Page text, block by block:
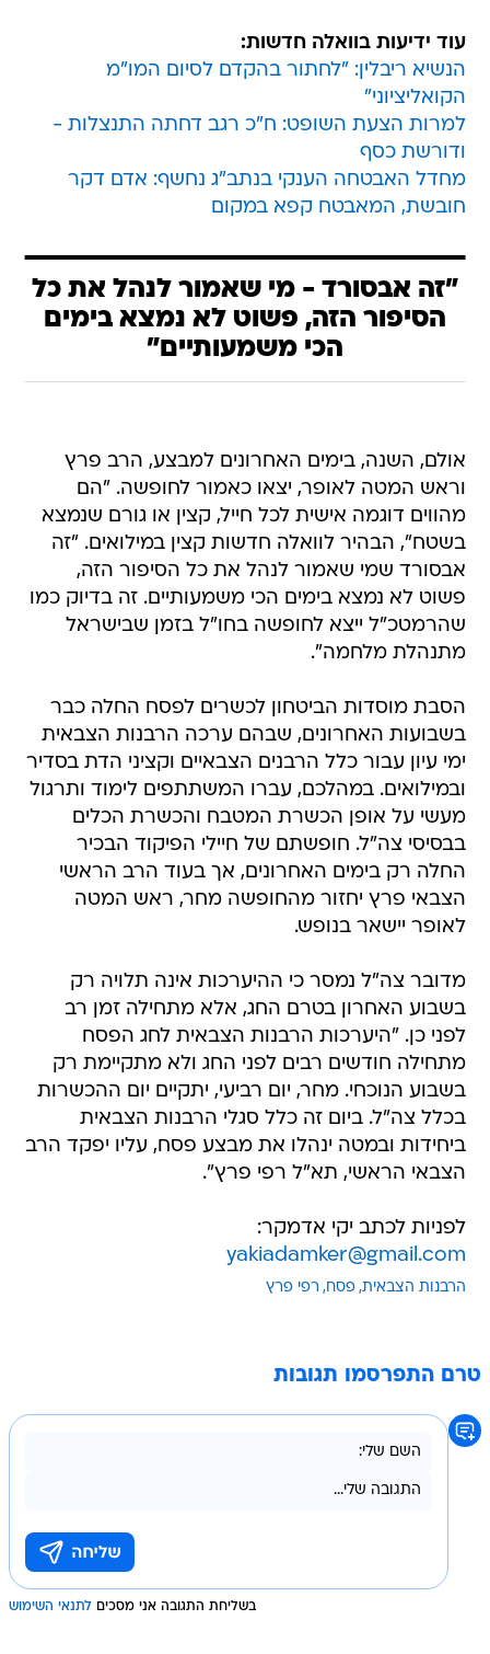
עוד ידיעות בוואלה חדשות:
הנשיא ריבלין: "לחתור בהקדם לסיום המו"מ
הקואליציוני"
למרות הצעת השופט: ח"כ רגב דחתה התנצלות -
ודורשת כסף
מחדל האבטחה הענקי בנתב"ג נחשף: אדם דקר
חובשת, המאבטח קפא במקום
"זה אבסורד - מי שאמור לנהל את כל
הסיפור הזה, פשוט לא נמצא בימים
הכי משמעותיים"
אולם, השנה, בימים האחרונים למבצע, הרב פרץ
וראש המטה לאופר, יצאו כאמור לחופשה. "הם
מהווים דוגמה אישית לכל חייל, קצין או גורם שנמצא
בשטח", הבהיר לוואלה חדשות קצין במילואים. "זה
אבסורד שמי שאמור לנהל את כל הסיפור הזה,
פשוט לא נמצא בימים הכי משמעותיים. זה בדיוק כמו
שהרמטכ"ל ייצא לחופשה בחו"ל בזמן שבישראל
מתנהלת מלחמה".
הסבת מוסדות הביטחון לכשרים לפסח החלה כבר
בשבועות האחרונים, שבהם ערכה הרבנות הצבאית
ימי עיון עבור כלל הרבנים הצבאיים וקציני הדת בסדיר
ובמילואים. במהלכם, עברו המשתתפים לימוד ותרגול
מעשי על אופן הכשרת המטבח והכשרת הכלים
בבסיסי צה"ל. חופשתם של חיילי הפיקוד הבכיר
החלה רק בימים האחרונים, אך בעוד הרב הראשי
הצבאי פרץ יחזור מהחופשה מחר, ראש המטה
לאופר יישאר בנופש.
מדובר צה"ל נמסר כי ההיערכות אינה תלויה רק
בשבוע האחרון בטרם החג, אלא מתחילה זמן רב
לפני כן. "היערכות הרבנות הצבאית לחג הפסח
מתחילה חודשים רבים לפני החג ולא מתקיימת רק
בשבוע הנוכחי. מחר, יום רביעי, יתקיים יום ההכשרות
בכלל צה"ל. ביום זה כלל סגלי הרבנות הצבאית
ביחידות ובמטה ינהלו את מבצע פסח, עליו יפקד הרב
הצבאי הראשי, תא"ל רפי פרץ".
לפניות לכתב יקי אדמקר:
yakiadamker@gmail.com
הרבנות הצבאית פסח רפי פרץ
טרם התפרסמו תגובות
בשליחת התגובה אני מסכים לתנאי השימוש